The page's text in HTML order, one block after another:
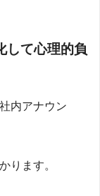
して心理的負
内アナウン
ります。